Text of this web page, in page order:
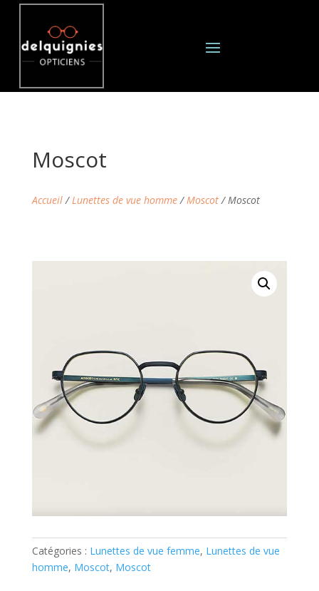
Moscot
Accueil/Lunettes de vue homme/Moscot/ Moscot
Catégories : Lunettes de vue femme, Lunettes de vue
homme, Moscot, Moscot